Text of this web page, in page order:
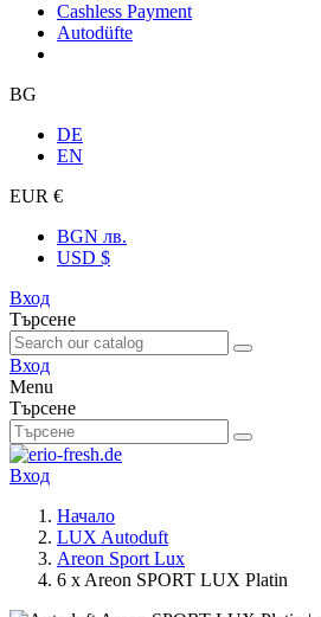
Cashless Payment
Autodüfte
BG
DE
EN
EUR €
BGN лв.
USD $
Вход
Търсене
Вход
Menu
Търсене
Вход
Начало
LUX Autoduft
Areon Sport Lux
6 x Areon SPORT LUX Platin